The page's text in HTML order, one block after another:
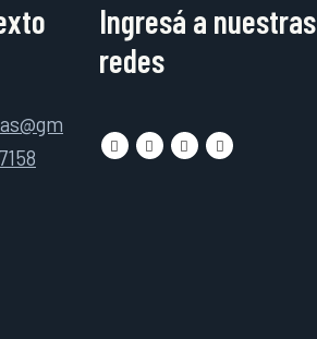
Ingresá a nuestras
redes